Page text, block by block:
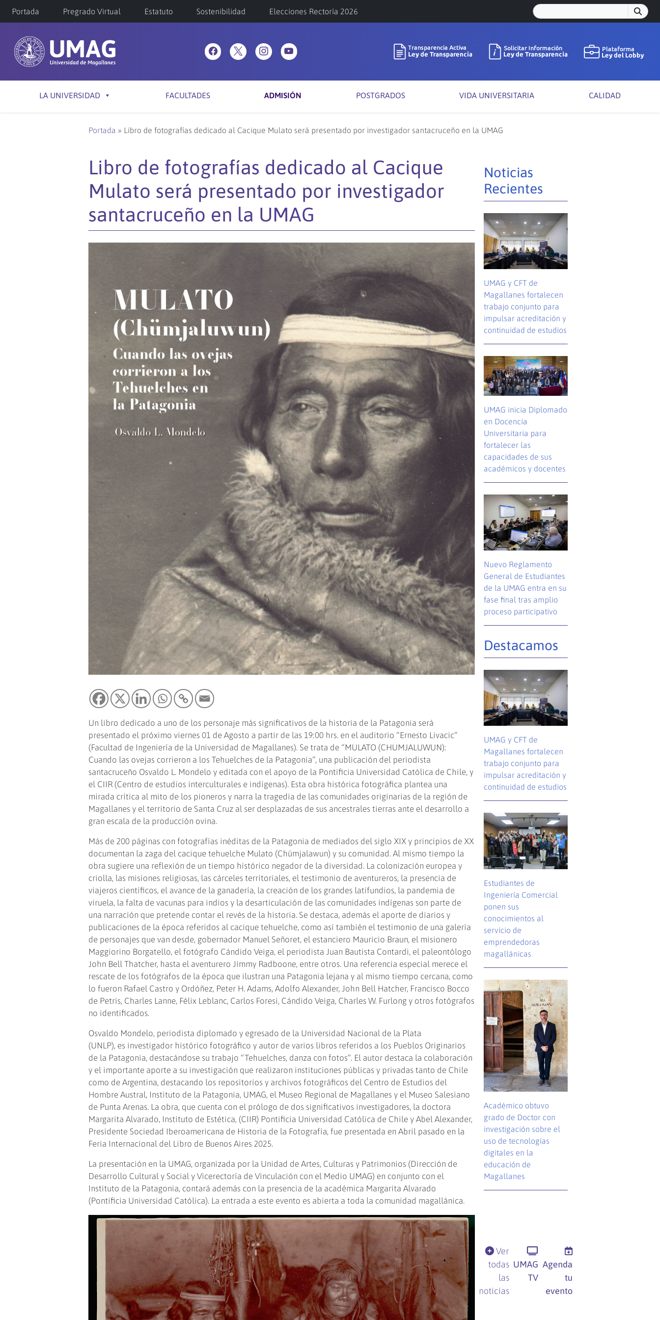
Portada Pregrado Virtual Estatuto Sostenibilidad Elecciones Rectoría 2026
LA UNIVERSIDAD FACULTADES ADMISIÓN POSTGRADOS VIDA UNIVERSITARIA CALIDAD
Portada » Libro de fotografías dedicado al Cacique Mulato será presentado por investigador santacruceño en la UMAG
Libro de fotografías dedicado al Cacique
Mulato será presentado por investigador
santacruceño en la UMAG
Un libro dedicado a uno de los personaje más significativos de la historia de la Patagonia será
presentado el próximo viernes 01 de Agosto a partir de las 19:00 hrs. en el auditorio “Ernesto Livacic”
(Facultad de Ingeniería de la Universidad de Magallanes). Se trata de “MULATO (CHUMJALUWUN):
Cuando las ovejas corrieron a los Tehuelches de la Patagonia”, una publicación del periodista
santacruceño Osvaldo L. Mondelo y editada con el apoyo de la Pontificia Universidad Católica de Chile, y
el CIIR (Centro de estudios interculturales e indígenas). Esta obra histórica fotográfica plantea una
mirada crítica al mito de los pioneros y narra la tragedia de las comunidades originarias de la región de
Magallanes y el territorio de Santa Cruz al ser desplazadas de sus ancestrales tierras ante el desarrollo a
gran escala de la producción ovina.
Más de 200 páginas con fotografías inéditas de la Patagonia de mediados del siglo XIX y principios de XX
documentan la zaga del cacique tehuelche Mulato (Chümjalawun) y su comunidad. Al mismo tiempo la
obra sugiere una reflexión de un tiempo histórico negador de la diversidad. La colonización europea y
criolla, las misiones religiosas, las cárceles territoriales, el testimonio de aventureros, la presencia de
viajeros científicos, el avance de la ganadería, la creación de los grandes latifundios, la pandemia de
viruela, la falta de vacunas para indios y la desarticulación de las comunidades indígenas son parte de
una narración que pretende contar el revés de la historia. Se destaca, además el aporte de diarios y
publicaciones de la época referidos al cacique tehuelche, como así también el testimonio de una galería
de personajes que van desde, gobernador Manuel Señoret, el estanciero Mauricio Braun, el misionero
Maggiorino Borgatello, el fotógrafo Cándido Veiga, el periodista Juan Bautista Contardi, el paleontólogo
John Bell Thatcher, hasta el aventurero Jimmy Radboone, entre otros. Una referencia especial merece el
rescate de los fotógrafos de la época que ilustran una Patagonia lejana y al mismo tiempo cercana, como
lo fueron Rafael Castro y Ordóñez, Peter H. Adams, Adolfo Alexander, John Bell Hatcher, Francisco Bocco
de Petris, Charles Lanne, Félix Leblanc, Carlos Foresi, Cándido Veiga, Charles W. Furlong y otros fotógrafos
no identificados.
Osvaldo Mondelo, periodista diplomado y egresado de la Universidad Nacional de la Plata
(UNLP), es investigador histórico fotográfico y autor de varios libros referidos a los Pueblos Originarios
de la Patagonia, destacándose su trabajo “Tehuelches, danza con fotos”. El autor destaca la colaboración
y el importante aporte a su investigación que realizaron instituciones públicas y privadas tanto de Chile
como de Argentina, destacando los repositorios y archivos fotográficos del Centro de Estudios del
Hombre Austral, Instituto de la Patagonia, UMAG, el Museo Regional de Magallanes y el Museo Salesiano
de Punta Arenas. La obra, que cuenta con el prólogo de dos significativos investigadores, la doctora
Margarita Alvarado, Instituto de Estética, (CIIR) Pontificia Universidad Católica de Chile y Abel Alexander,
Presidente Sociedad Iberoamericana de Historia de la Fotografía, fue presentada en Abril pasado en la
Feria Internacional del Libro de Buenos Aires 2025.
La presentación en la UMAG, organizada por la Unidad de Artes, Culturas y Patrimonios (Dirección de
Desarrollo Cultural y Social y Vicerectoría de Vinculación con el Medio UMAG) en conjunto con el
Instituto de la Patagonia, contará además con la presencia de la académica Margarita Alvarado
(Pontificia Universidad Católica). La entrada a este evento es abierta a toda la comunidad magallánica.
Noticias
Recientes
UMAG y CFT de
Magallanes fortalecen
trabajo conjunto para
impulsar acreditación y
continuidad de estudios
UMAG inicia Diplomado
en Docencia
Universitaria para
fortalecer las
capacidades de sus
académicos y docentes
Nuevo Reglamento
General de Estudiantes
de la UMAG entra en su
fase final tras amplio
proceso participativo
Destacamos
UMAG y CFT de
Magallanes fortalecen
trabajo conjunto para
impulsar acreditación y
continuidad de estudios
Estudiantes de
Ingeniería Comercial
ponen sus
conocimientos al
servicio de
emprendedoras
magallánicas
Académico obtuvo
grado de Doctor con
investigación sobre el
uso de tecnologías
digitales en la
educación de
Magallanes
Ver
todas
las
noticias
UMAG
TV
Agenda
tu
evento